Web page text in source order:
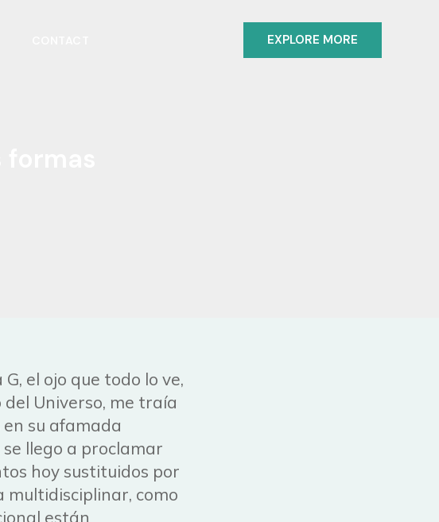
EXPLORE MORE
el ojo que todo lo ve,
Universo, me traía
su afamada
llego a proclamar
hoy sustituidos por
multidisciplinar, como
están